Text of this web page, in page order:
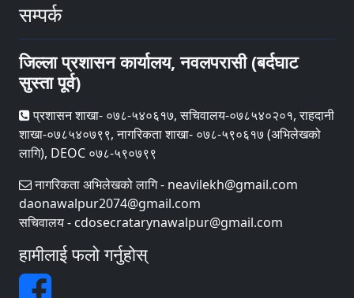
सम्पर्क
जिल्ला प्रशासन कार्यालय, नवलपरासी (बर्दघाट
सुस्ता पूर्व)
प्रशासन शाखा- ०७८-५४०६१७, सचिवालय-०७८५४०२०१, राहदानी
शाखा-०७८५४०७९९, नागरिकता शाखा- ०७८-५९०६१७ (अभिलेखको
लागि), DEOC ०७८-५९०७९९
नागरिकता अभिलेखको लागि - neavilekh@gmail.com
daonawalpur2074@gmail.com
सचिवालय - cdosecratarynawalpur@gmail.com
हामीलाई फलो गर्नुहोस्